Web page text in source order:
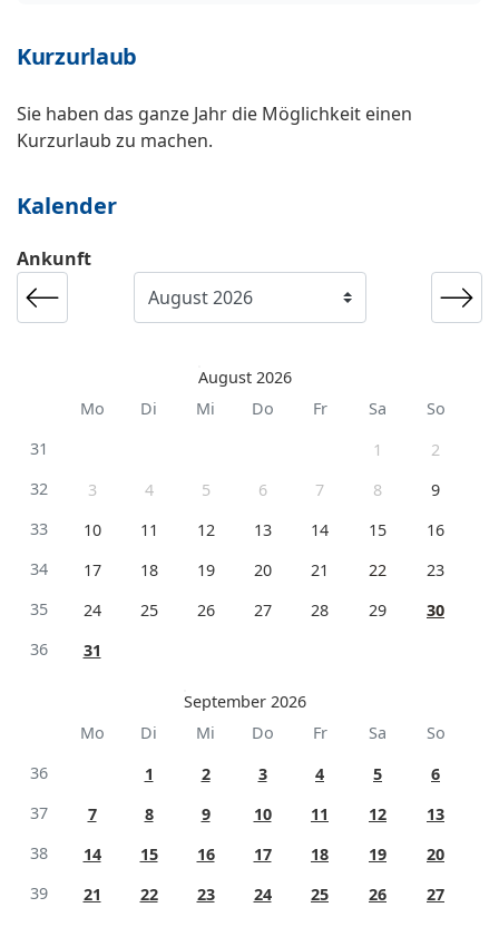
Kurzurlaub
Sie haben das ganze Jahr die Möglichkeit einen
Kurzurlaub zu machen.
Kalender
Ankunft
August 2026
Mo
Di Mi Do Fr Sa
So
31
1
2
32
3 4 5 6 7 8
9
33
10 11 12 13 14 15
16
34
17 18 19 20 21 22
23
35
24 25 26 27 28 29
30
36
31
September 2026
Mo
Di Mi Do Fr Sa
So
36
1 2 3 4 5
6
37
7 8 9 10 11 12
13
38
14 15 16 17 18 19
20
39
21 22 23 24 25 26
27